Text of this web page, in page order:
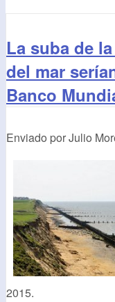
La suba de
del mar
Banco
Enviado porJulio
2015.